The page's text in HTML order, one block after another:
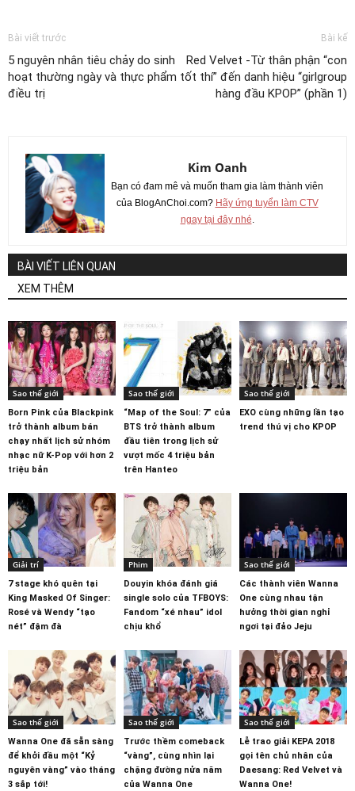
Bài viết trước
5 nguyên nhân tiêu chảy do sinh
hoạt thường ngày và thực phẩm
điều trị
Bài kế
Red Velvet -Từ thân phận “con
tốt thí” đến danh hiệu “girlgroup
hàng đầu KPOP” (phần 1)
Kim Oanh
Bạn có đam mê và muốn tham gia làm thành viên
của BlogAnChoi.com? Hãy ứng tuyển làm CTV
ngay tại đây nhé.
BÀI VIẾT LIÊN QUAN
XEM THÊM
Sao thế giới
Born Pink của Blackpink
trở thành album bán
chạy nhất lịch sử nhóm
nhạc nữ K-Pop với hơn 2
triệu bản
Sao thế giới
“Map of the Soul: 7” của
BTS trở thành album
đầu tiên trong lịch sử
vượt mốc 4 triệu bản
trên Hanteo
Sao thế giới
EXO cùng những lần tạo
trend thú vị cho KPOP
Giải trí
7 stage khó quên tại
King Masked Of Singer:
Rosé và Wendy “tạo
nét” đậm đà
Phim
Douyin khóa đánh giá
single solo của TFBOYS:
Fandom “xé nhau” idol
chịu khổ
Sao thế giới
Các thành viên Wanna
One cùng nhau tận
hưởng thời gian nghỉ
ngơi tại đảo Jeju
Sao thế giới
Wanna One đã sẵn sàng
để khởi đầu một “Kỷ
nguyên vàng” vào tháng
3 sắp tới!
Sao thế giới
Trước thềm comeback
“vàng”, cùng nhìn lại
chặng đường nửa năm
của Wanna One
Sao thế giới
Lễ trao giải KEPA 2018
gọi tên chủ nhân của
Daesang: Red Velvet và
Wanna One!